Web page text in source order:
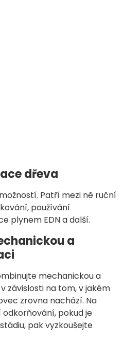
dřeva
Patří mezi ně ruční
používání
plynem EDN a další.
a
mechanickou a
závislosti na tom, v jakém
zrovna nachází. Na
pokud je
pak vyzkoušejte